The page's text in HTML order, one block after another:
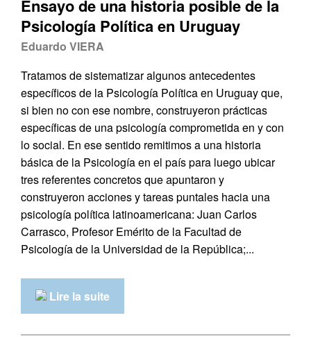
Ensayo de una historia posible de la
Psicología Política en Uruguay
Eduardo VIERA
Tratamos de sistematizar algunos antecedentes
específicos de la Psicología Política en Uruguay que,
si bien no con ese nombre, construyeron prácticas
específicas de una psicología comprometida en y con
lo social. En ese sentido remitimos a una historia
básica de la Psicología en el país para luego ubicar
tres referentes concretos que apuntaron y
construyeron acciones y tareas puntales hacia una
psicología política latinoamericana: Juan Carlos
Carrasco, Profesor Emérito de la Facultad de
Psicología de la Universidad de la República;...
Lire la suite